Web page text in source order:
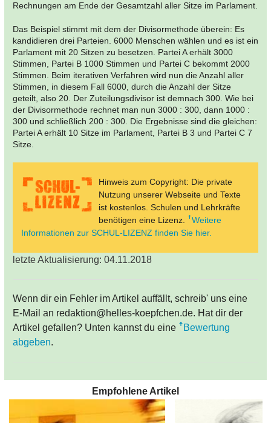
Rechnungen am Ende der Gesamtzahl aller Sitze im Parlament.
Das Beispiel stimmt mit dem der Divisormethode überein: Es
kandidieren drei Parteien. 6000 Menschen wählen und es ist ein
Parlament mit 20 Sitzen zu besetzen. Partei A erhält 3000
Stimmen, Partei B 1000 Stimmen und Partei C bekommt 2000
Stimmen. Beim iterativen Verfahren wird nun die Anzahl aller
Stimmen, in diesem Fall 6000, durch die Anzahl der Sitze
geteilt, also 20. Der Zuteilungsdivisor ist demnach 300. Wie bei
der Divisormethode rechnet man nun 3000 : 300, dann 1000 :
300 und schließlich 200 : 300. Die Ergebnisse sind die gleichen:
Partei A erhält 10 Sitze im Parlament, Partei B 3 und Partei C 7
Sitze.
Hinweis zum Copyright: Die private
Nutzung unserer Webseite und Texte
ist kostenlos. Schulen und Lehrkräfte
benötigen eine Lizenz.
Weitere
Informationen zur SCHUL-LIZENZ finden Sie hier.
letzte Aktualisierung: 04.11.2018
Wenn dir ein Fehler im Artikel auffällt, schreib' uns eine
E-Mail an redaktion@helles-koepfchen.de. Hat dir der
Artikel gefallen? Unten kannst du eine
Bewertung
abgeben.
Empfohlene Artikel